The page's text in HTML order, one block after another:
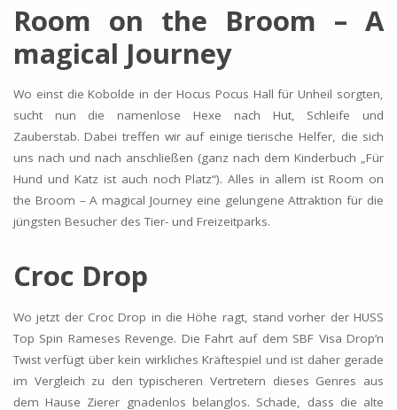
Room on the Broom – A
magical Journey
Wo einst die Kobolde in der Hocus Pocus Hall für Unheil sorgten,
sucht nun die namenlose Hexe nach Hut, Schleife und
Zauberstab. Dabei treffen wir auf einige tierische Helfer, die sich
uns nach und nach anschließen (ganz nach dem Kinderbuch „Für
Hund und Katz ist auch noch Platz“). Alles in allem ist Room on
the Broom – A magical Journey eine gelungene Attraktion für die
jüngsten Besucher des Tier- und Freizeitparks.
Croc Drop
Wo jetzt der Croc Drop in die Höhe ragt, stand vorher der HUSS
Top Spin Rameses Revenge. Die Fahrt auf dem SBF Visa Drop’n
Twist verfügt über kein wirkliches Kräftespiel und ist daher gerade
im Vergleich zu den typischeren Vertretern dieses Genres aus
dem Hause Zierer gnadenlos belanglos. Schade, dass die alte